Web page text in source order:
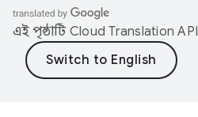
এই পৃষ্ঠাটি Cloud Translation API